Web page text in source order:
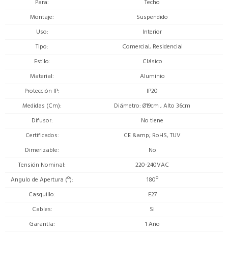
Para
Techo
Montaje
Suspendido
Uso
Interior
Tipo
Comercial, Residencial
Estilo
Clásico
Material
Aluminio
Protección IP
IP20
Medidas (Cm)
Diámetro: Ø19cm , Alto 36cm
Difusor
No tiene
Certificados
CE &amp; RoHS, TUV
Dimerizable
No
Tensión Nominal
220-240VAC
Angulo de Apertura (º)
180º
Casquillo
E27
Cables
Si
Garantía
1 Año